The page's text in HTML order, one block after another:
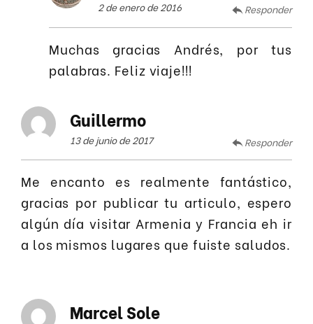
2 de enero de 2016 Responder
Muchas gracias Andrés, por tus
palabras. Feliz viaje!!!
Guillermo
13 de junio de 2017 Responder
Me encanto es realmente fantástico,
gracias por publicar tu articulo, espero
algún día visitar Armenia y Francia eh ir
a los mismos lugares que fuiste saludos.
Marcel Sole